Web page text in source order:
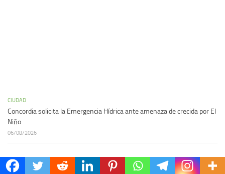
CIUDAD
Concordia solicita la Emergencia Hídrica ante amenaza de crecida por El
Niño
06/08/2026